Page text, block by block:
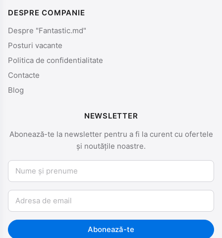
DESPRE COMPANIE
Despre "Fantastic.md"
Posturi vacante
Politica de confidentialitate
Contacte
Blog
NEWSLETTER
Abonează-te la newsletter pentru a fi la curent cu ofertele
și noutățile noastre.
Nume și prenume
Email
Abonează-te